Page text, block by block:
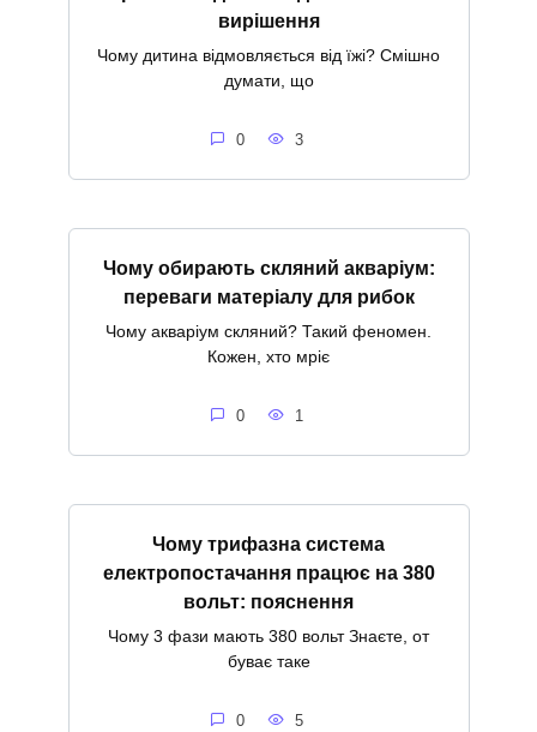
вирішення
Чому дитина відмовляється від їжі? Смішно
думати, що
0 3
Чому обирають скляний акваріум:
переваги матеріалу для рибок
Чому акваріум скляний? Такий феномен.
Кожен, хто мріє
0 1
Чому трифазна система
електропостачання працює на 380
вольт: пояснення
Чому 3 фази мають 380 вольт Знаєте, от
буває таке
0 5